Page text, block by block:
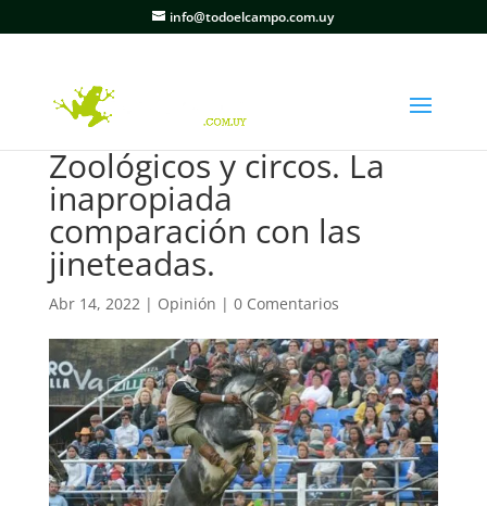
info@todoelcampo.com.uy
Zoológicos y circos. La
inapropiada
comparación con las
jineteadas.
Abr 14, 2022| Opinión | 0 Comentarios